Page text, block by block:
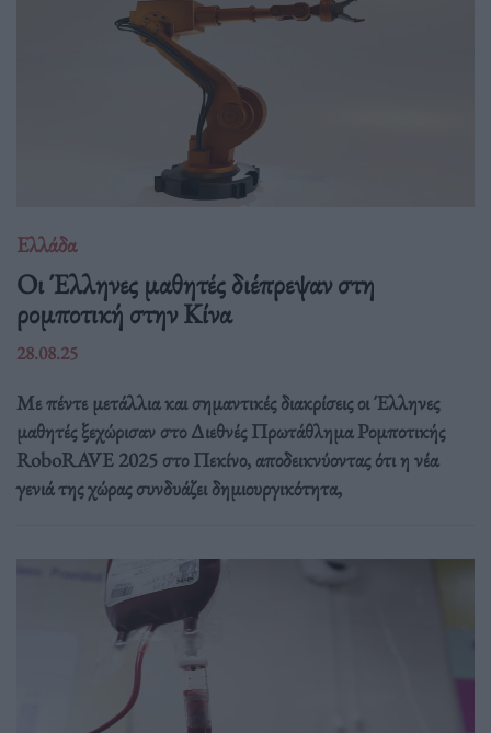
Ελλάδα
Οι Έλληνες μαθητές διέπρεψαν στη
ρομποτική στην Κίνα
28.08.25
Με πέντε μετάλλια και σημαντικές διακρίσεις οι Έλληνες
μαθητές ξεχώρισαν στο Διεθνές Πρωτάθλημα Ρομποτικής
RoboRAVE 2025 στο Πεκίνο, αποδεικνύοντας ότι η νέα
γενιά της χώρας συνδυάζει δημιουργικότητα,